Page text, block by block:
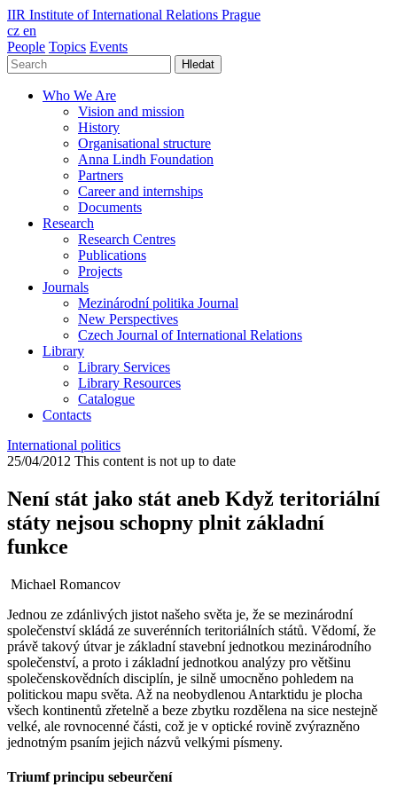
IIR Institute of International Relations Prague
cz en
People Topics Events
Hledat
Who We Are
Vision and mission
History
Organisational structure
Anna Lindh Foundation
Partners
Career and internships
Documents
Research
Research Centres
Publications
Projects
Journals
Mezinárodní politika Journal
New Perspectives
Czech Journal of International Relations
Library
Library Services
Library Resources
Catalogue
Contacts
International politics
25/04/2012 This content is not up to date
Není stát jako stát aneb Když teritoriální
státy nejsou schopny plnit základní
funkce
Michael Romancov
Jednou ze zdánlivých jistot našeho světa je, že se mezinárodní
společenství skládá ze suverénních teritoriálních států. Vědomí, že
právě takový útvar je základní stavební jednotkou mezinárodního
společenství, a proto i základní jednotkou analýzy pro většinu
společenskovědních disciplín, je silně umocněno pohledem na
politickou mapu světa. Až na neobydlenou Antarktidu je plocha
všech kontinentů zřetelně a beze zbytku rozdělena na sice nestejně
velké, ale rovnocenné části, což je v optické rovině zvýrazněno
jednotným psaním jejich názvů velkými písmeny.
Triumf principu sebeurčení